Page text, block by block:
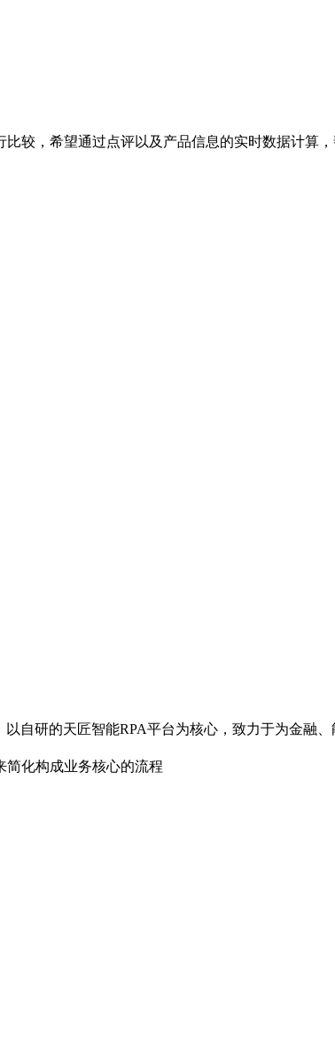
较，希望通过点评以及产品信息的实时数据计算
自研的天匠智能RPA平台为核心，致力于为金融
简化构成业务核心的流程